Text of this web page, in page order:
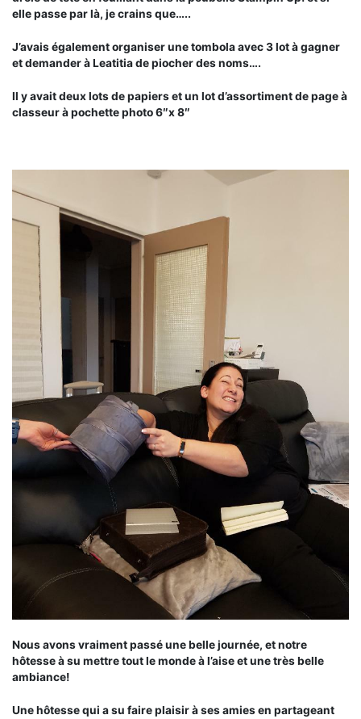
elle passe par là, je crains que…..
J’avais également organiser une tombola avec 3 lot à gagner
et demander à Leatitia de piocher des noms….
Il y avait deux lots de papiers et un lot d’assortiment de page à
classeur à pochette photo 6″x 8″
Nous avons vraiment passé une belle journée, et notre
hôtesse à su mettre tout le monde à l’aise et une très belle
ambiance!
Une hôtesse qui a su faire plaisir à ses amies en partageant